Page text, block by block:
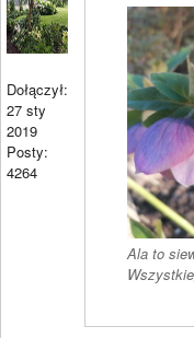
Dołączył:
27 sty
2019
Posty:
4264
Ala to